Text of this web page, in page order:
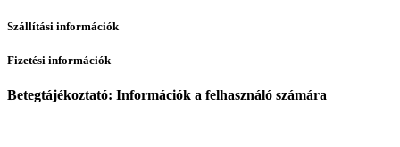
Szállítási információk
Fizetési információk
Betegtájékoztató: Információk a felhasználó számára